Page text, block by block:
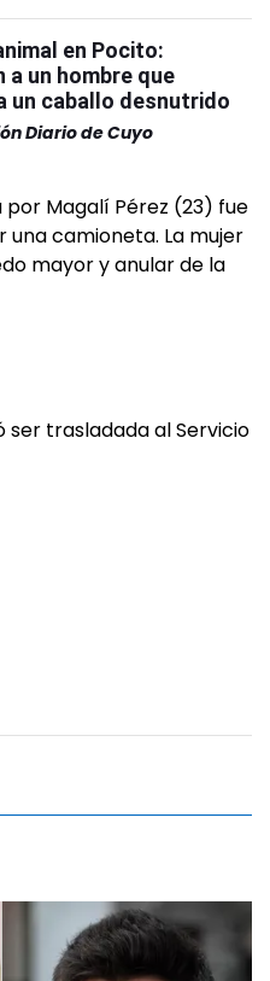
en Pocito:
a un hombre que
un caballo desnutrido
Diario de Cuyo
por Magalí Pérez (23) fue
camioneta. La mujer
mayor y anular de la
ser trasladada al Servicio